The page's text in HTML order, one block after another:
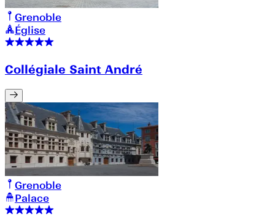
Grenoble
Église
Collégiale Saint André
Grenoble
Palace